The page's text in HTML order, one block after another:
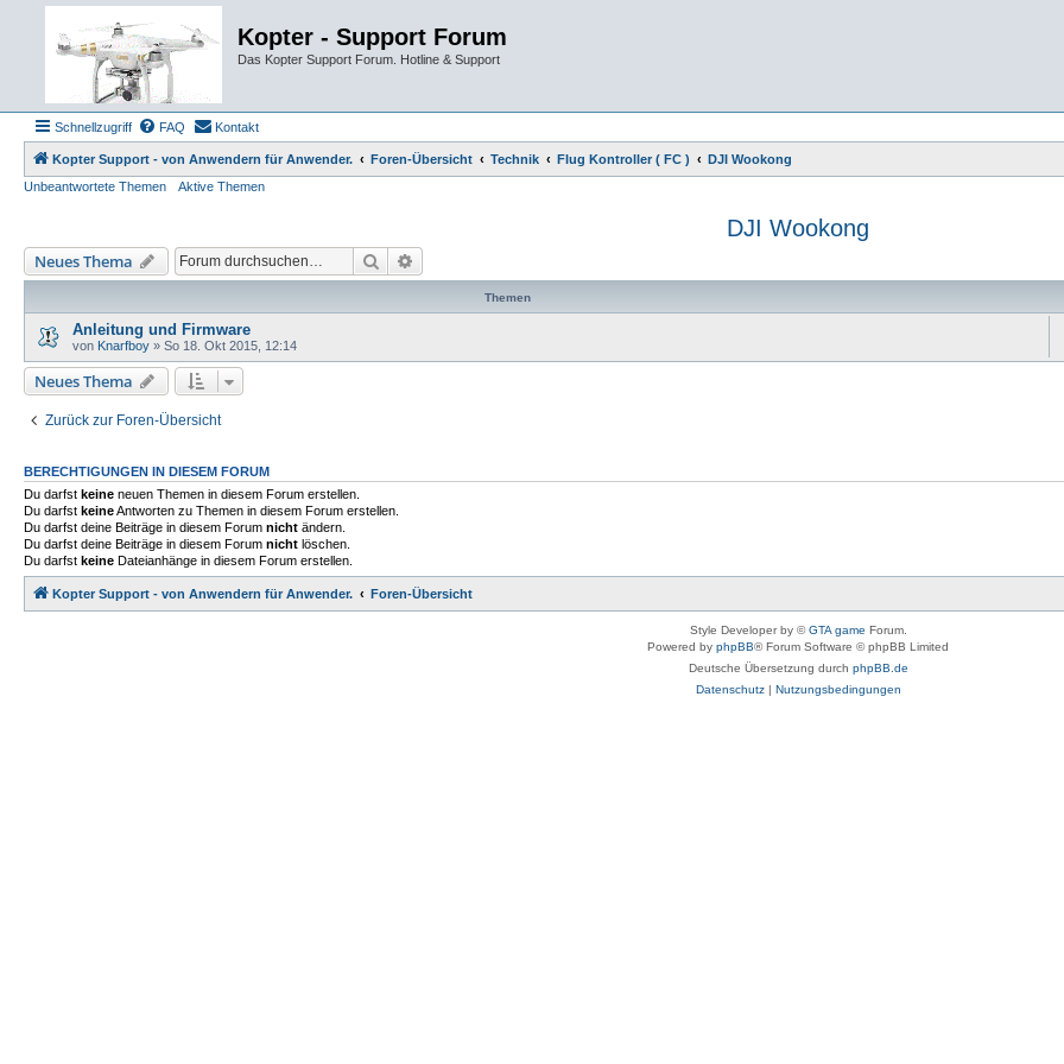
Kopter - Support Forum
Das Kopter Support Forum. Hotline & Support
Schnellzugriff FAQ Kontakt
Kopter Support - von Anwendern für Anwender. Foren-Übersicht Technik Flug Kontroller ( FC )
DJI Wookong
Unbeantwortete Themen
Aktive Themen
DJI Wookong
Neues Thema Suche
Themen
Anleitung und Firmware
von Knarfboy » So 18. Okt 2015, 12:14
Neues Thema
Zurück zur Foren-Übersicht
BERECHTIGUNGEN IN DIESEM FORUM
Du darfst keine neuen Themen in diesem Forum erstellen.
Du darfst keineAntworten zu Themen in diesem Forum erstellen.
Du darfst deine Beiträge in diesem Forum nicht ändern.
Du darfst deine Beiträge in diesem Forum nicht löschen.
Du darfst keine Dateianhänge in diesem Forum erstellen.
Kopter Support - von Anwendern für Anwender. Foren-Übersicht
Style Developer by ©GTA game Forum.
Powered by phpBB® Forum Software © phpBB Limited
Deutsche Übersetzung durch phpBB.de
Datenschutz| Nutzungsbedingungen